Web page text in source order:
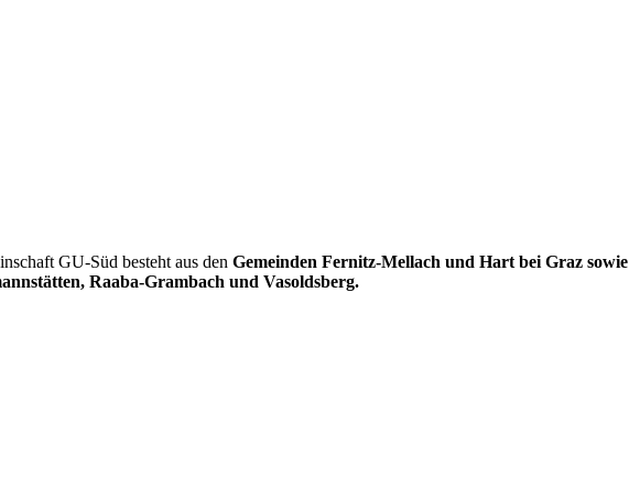
GU-Süd besteht aus denGemeinden Fernitz-Mellach und Hart bei Graz sowie
Raaba-Grambach und Vasoldsberg.